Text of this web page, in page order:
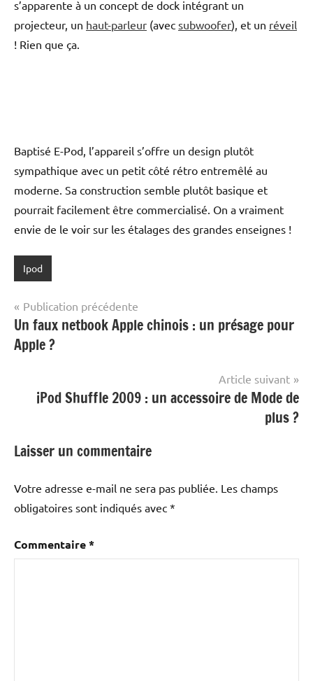
s’apparente à un concept de dock intégrant un
projecteur, un haut-parleur (avec subwoofer), et un réveil
! Rien que ça.
Baptisé E-Pod, l’appareil s’offre un design plutôt
sympathique avec un petit côté rétro entremêlé au
moderne. Sa construction semble plutôt basique et
pourrait facilement être commercialisé. On a vraiment
envie de le voir sur les étalages des grandes enseignes !
Ipod
Navigation
de
l’article
Publication précédente
Un faux netbook Apple chinois : un présage pour
Apple ?
Article suivant
iPod Shuffle 2009 : un accessoire de Mode de
plus ?
Laisser un commentaire
Votre adresse e-mail ne sera pas publiée. Les champs
obligatoires sont indiqués avec *
Commentaire*